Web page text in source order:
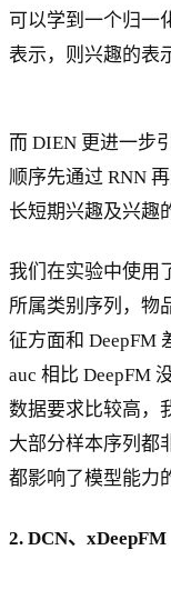
可以学到一个归一
表示，则兴趣的表
而 DIEN 更进一步
顺序先通过 RNN
长短期兴趣及兴趣
我们在实验中使用
所属类别序列，物
征方面和 DeepFM
auc 相比 DeepFM
数据要求比较高，
大部分样本序列都
都影响了模型能力
2. DCN、xDeepFM